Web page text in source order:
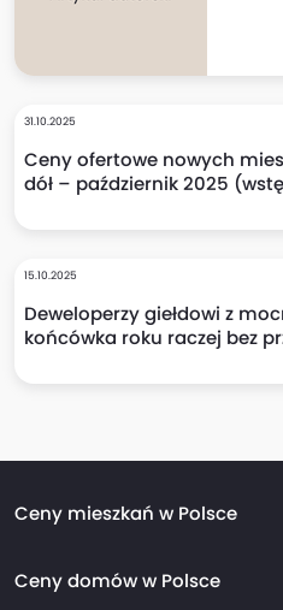
31.10.2025
Ceny ofertowe nowych
dół – październik 2025
15.10.2025
Deweloperzy giełdowi z
końcówka roku raczej bez
Ceny mieszkań w Polsce
Ceny mieszkań Kraków
Ceny domów w Polsce